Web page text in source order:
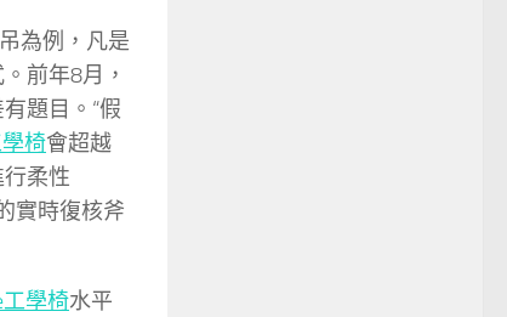
為例，凡是
前年8月，
題目。“假
椅會超越
柔性
實時復核斧
工學椅水平